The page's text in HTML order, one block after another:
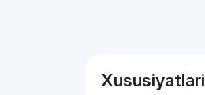
Xususiyatlari